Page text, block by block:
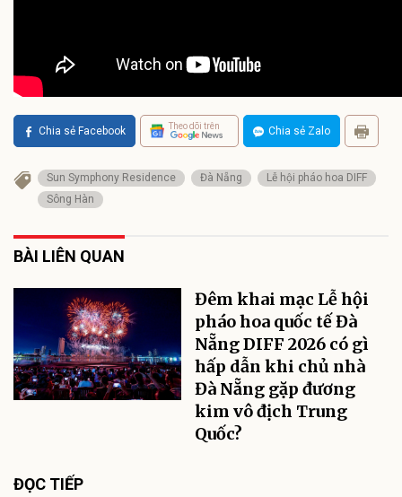
Chia sẻ Facebook Theo dõi trên Chia sẻ Zalo
Sun Symphony Residence Đà Nẵng
Lễ hội pháo hoa DIFF
Sông Hàn
BÀI LIÊN QUAN
Đêm khai mạc Lễ hội
pháo hoa quốc tế Đà
Nẵng DIFF 2026 có gì
hấp dẫn khi chủ nhà
Đà Nẵng gặp đương
kim vô địch Trung
Quốc?
ĐỌC TIẾP